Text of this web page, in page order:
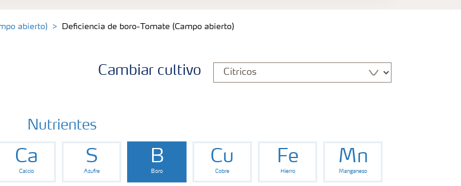
abierto) Deficiencia de boro-Tomate (Campo abierto)
Cambiar cultivo
Nutrientes
Ca
Calcio
S
Azufre
B
Boro
Cu
Cobre
Fe
Hierro
Mn
Manganeso